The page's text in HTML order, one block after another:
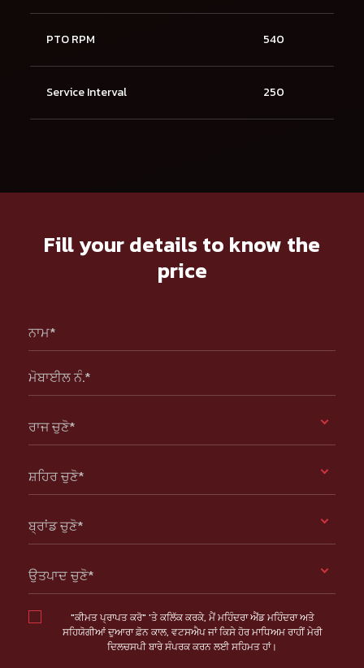
PTO RPM 540
Service Interval 250
Fill your details to know the
price
ਨਾਮ*
ਮੋਬਾਈਲ ਨੰ.*
ਰਾਜ ਚੁਣੋ*
ਸ਼ਹਿਰ ਚੁਣੋ*
ਬ੍ਰਾਂਡ ਚੁਣੋ*
ਉਤਪਾਦ ਚੁਣੋ*
"ਕੀਮਤ ਪ੍ਰਾਪਤ ਕਰੋ" 'ਤੇ ਕਲਿੱਕ ਕਰਕੇ, ਮੈਂ ਮਹਿੰਦਰਾ ਐਂਡ ਮਹਿੰਦਰਾ ਅਤੇ
ਸਹਿਯੋਗੀਆਂ ਦੁਆਰਾ ਫ਼ੋਨ ਕਾਲ, ਵਟਸਐਪ ਜਾਂ ਕਿਸੇ ਹੋਰ ਮਾਧਿਅਮ ਰਾਹੀਂ ਮੇਰੀ
ਦਿਲਚਸਪੀ ਬਾਰੇ ਸੰਪਰਕ ਕਰਨ ਲਈ ਸਹਿਮਤ ਹਾਂ।